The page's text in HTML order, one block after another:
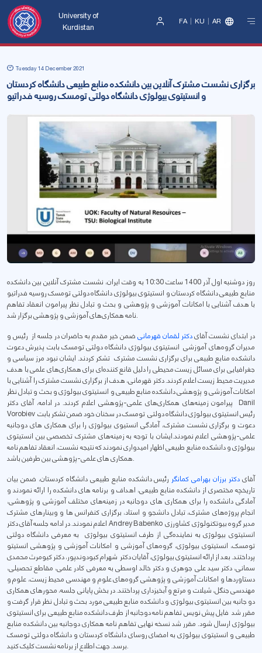
University of
Kurdistan
In
FA KU AR
Tuesday 14 December 2021
برگزاری نشست مشترک آنلاین بین دانشکده منابع طبیعی دانشگاه کردستان
و انستیتوی بیولوژی دانشگاه دولتی تومسک روسیه فدراتیو
روز دوشنبه اول آذر 1400 ساعت 10:30 به وقت ایران، نشست مشترک آنلاین بین دانشکده
منابع طبیعی دانشگاه کردستان و انستیتوی بیولوژی دانشگاه دولتی تومسک روسیه فدراتیو
با هدف آشنایی با امکانات آموزشی و پژوهشی و بحث و تبادل نظر پیرامون انعقاد تفاهم
نامه همکاری‌های آموزشی و پژوهشی برگزار شد.
در ابتدای نشست آقایدکتر لقمان قهرمانیضمن خیر مقدم به حاضران در جلسه از رئیس و
مدیران گروه‌های آموزشی انستیتوی بیولوژی دانشگاه دولتی تومسک بابت پذیرش دعوت
دانشکده منابع طبیعی برای برگزاری نشست مشترک تشکر کردند. ایشان نبود مرز سیاسی و
جغرافیایی برای مسائل زیست محیطی را دلیل قانع کننده‌ای برای همکاری‌های علمی با هدف
مدیریت محیط زیست اعلام کردند. دکتر قهرمانی، هدف از برگزاری نشست مشترک را آشنایی با
امکانات آموزشی و پژوهشی دانشکده منابع طبیعی و انستیتوی بیولوژی و بحث و تبادل نظر
پیرامون زمینه‌های همکاری‌های علمی-پژوهشی اعلام کردند. در ادامه، آقای دکتر Danil
Vorobiev رئیس انستیتوی بیولوژی دانشگاه دولتی تومسک در سخنان خود ضمن تشکر بابت
دعوت و برگزاری نشست مشترک، آمادگی انستیوی بیولوژی را برای همکاری های دوجانبه
علمی-پژوهشی اعلام نمودند.ایشان با توجه به زمینه‌های مشترک تخصصی بین انستیتوی
بیولوژی و دانشکده منابع طبیعی اظهار امیدواری نمودند که نتیجه نشست، انعقاد تفاهم نامه
همکاری های علمی-پژوهشی بین طرفین باشد.
آقایدکتر برزان بهرامی کمانگر رئیس دانشکده منابع طبیعی دانشگاه کردستان، ضمن بیان
تاریخچه مختصری از دانشکده منابع طبیعی، اهداف و برنامه های دانشکده را ارائه نمودند و
آمادگی دانشکده را برای همکاری های دوجانبه در زمینه‌های مختلف آموزشی و پژوهشی،
انجام پروژه‌های مشترک، تبادل دانشجو و استاد، برگزاری کنفرانس ها و وبینارهای مشترک
اعلام نمودند. در ادامه جلسه آقای دکتر Andrey Babenko مدیر گروه بیوتکنولوژی کشاورزی
انستیتوی بیولوژی به نماینده‌گی از طرف انستیتوی بیولوژی به معرفی دانشگاه دولتی
تومسک، انستیتوی بیولوژی، گروه‌های آموزشی و امکانات آموزشی و پژوهشی انستیتو
پرداختند. بعد از ارائه انستیتوی بیولوژی، آقایان دکتر شهرام کبودوندپور، دکتر کیومرث محمدی
سمانی، دکتر سید علی جوهری و دکتر خالد اوسطی به معرفی کادر علمی، مقاطع تحصیلی،
دستاوردها و امکانات آموزشی و پژوهشی گروه‌های علوم و مهندسی محیط زیست، علوم و
مهندسی جنگل، شیلات و مرتع و آبخیزداری پرداختند. در بخش پایانی جلسه، محورهای همکاری
دو جانبه بین انستیتوی بیولوژی و دانشکده منابع طبیعی مورد بحث و تبادل نظر قرار گرفت و
مقرر شد فایل پیش نویس تفاهم نامه دوجانبه از طرف دانشکده منابع طبیعی برای انستیتوی
بیولوژی ارسال شود. مقرر شد نسخه نهایی تفاهم نامه همکاری دوجانبه بین دانشکده منابع
طبیعی و انستیتوی بیولوژی به امضای روسای دانشگاه کردستان و دانشگاه دولتی تومسک
برسد. جهت اطلاع از برنامه نشست کلیک کنید.